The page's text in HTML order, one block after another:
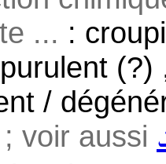
... :
/
voir aussi